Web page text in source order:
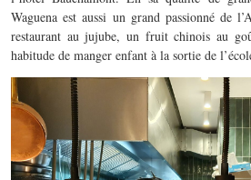
Waguena est aussi un grand passionné de
restaurant au jujube, un fruit chinois au
habitude de manger enfant à la sortie de